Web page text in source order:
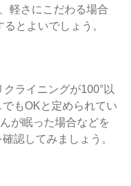
軽さにこだわる場合
とよいでしょう。
ライニングが100°以
もOKと定められてい
が眠った場合などを
認してみましょう。